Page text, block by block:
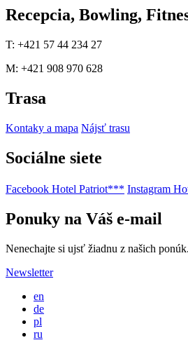
Recepcia, Bowling,
T: +421 57 44 234 27
M: +421 908 970 628
Trasa
Kontaky a mapa Nájsť trasu
Sociálne siete
Facebook Hotel Patriot*** Instagram
Ponuky na Váš e-mail
Nenechajte si ujsť žiadnu z našich ponúk.
Newsletter
en
de
pl
ru